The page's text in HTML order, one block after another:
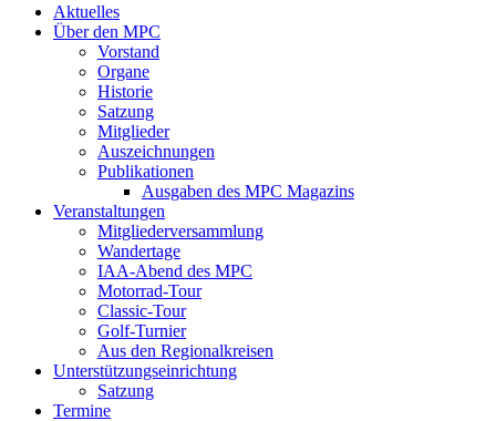
Aktuelles
Über den MPC
Vorstand
Organe
Historie
Satzung
Mitglieder
Auszeichnungen
Publikationen
Ausgaben des MPC Magazins
Veranstaltungen
Mitgliederversammlung
Wandertage
IAA-Abend des MPC
Motorrad-Tour
Classic-Tour
Golf-Turnier
Aus den Regionalkreisen
Unterstützungseinrichtung
Satzung
Termine